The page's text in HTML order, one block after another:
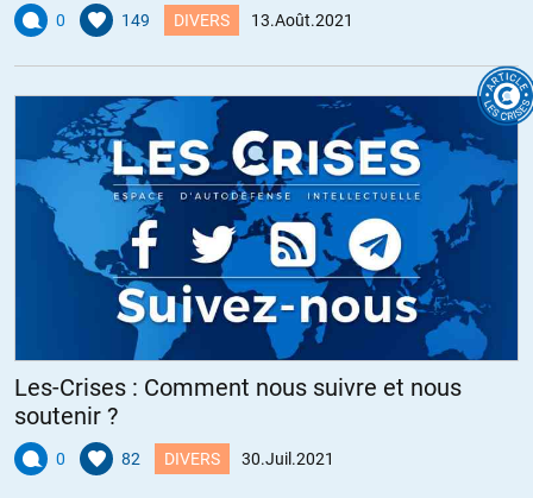
0 149 DIVERS 13.Août.2021
Les-Crises : Comment nous suivre et nous
soutenir ?
0 82 DIVERS 30.Juil.2021